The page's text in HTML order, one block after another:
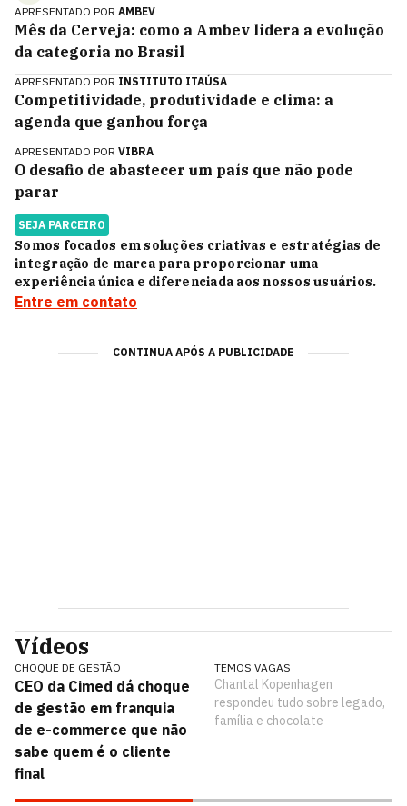
APRESENTADO POR AMBEV
Mês da Cerveja: como a Ambev lidera a evolução
da categoria no Brasil
APRESENTADO POR INSTITUTO ITAÚSA
Competitividade, produtividade e clima: a
agenda que ganhou força
APRESENTADO POR VIBRA
O desafio de abastecer um país que não pode
parar
SEJA PARCEIRO
Somos focados em soluções criativas e estratégias de
integração de marca para proporcionar uma
experiência única e diferenciada aos nossos usuários.
Entre em contato
CONTINUA APÓS A PUBLICIDADE
Vídeos
CHOQUE DE GESTÃO
CEO da Cimed dá choque
de gestão em franquia
de e-commerce que não
sabe quem é o cliente
final
TEMOS VAGAS
Chantal Kopenhagen
respondeu tudo sobre legado,
família e chocolate